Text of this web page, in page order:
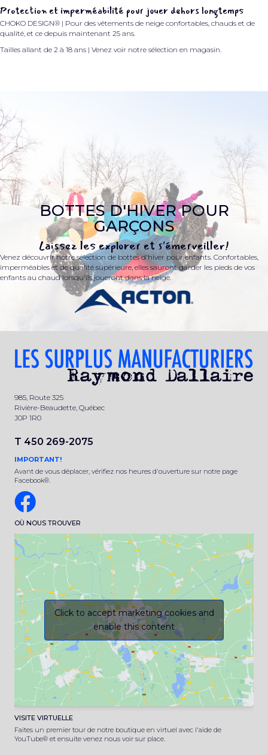
Protection et imperméabilité pour jouer dehors longtemps
CHOKO DESIGN® | Pour des vêtements de neige confortables, chauds et de
qualité, et ce depuis maintenant 25 ans.
Tailles allant de 2 à 18 ans | Venez voir notre sélection en magasin.
BOTTES D'HIVER POUR
GARÇONS
Laissez les explorer et s'émerveiller!
Venez découvrir notre sélection de bottes d'hiver pour enfants. Confortables,
imperméables et de qualité supérieure, elles sauront garder les pieds de vos
enfants au chaud lorsqu'ils joueront dans la neige.
985, Route 325
Rivière-Beaudette, Québec
J0P 1R0
T 450 269-2075
IMPORTANT!
Avant de vous déplacer, vérifiez nos heures d'ouverture sur notre page
Facebook®.
OÙ NOUS TROUVER
Click to accept marketing cookies and
enable this content
VISITE VIRTUELLE
Faites un premier tour de notre boutique en virtuel avec l'aide de
YouTube® et ensuite venez nous voir sur place.